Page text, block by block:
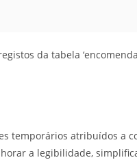
da tabela
temporários atribuídos
a legibilidade,